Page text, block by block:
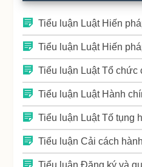
Tiểu luận Luật Hiến
Tiểu luận Luật Hiến
Tiểu luận Luật Tổ
Tiểu luận Luật Hành
Tiểu luận Luật Tố tụng
Tiểu luận Cải cách
Tiểu luận Đăng ký và